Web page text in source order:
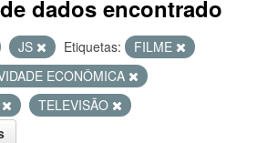
dados encontrado
JS Etiquetas:
FILME
ECONÔMICA
TELEVISÃO